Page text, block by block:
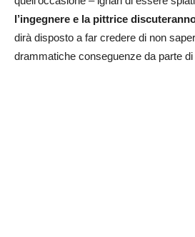
l’ingegnere e la pittrice
dirà disposto a far credere di non
drammatiche conseguenze da parte di